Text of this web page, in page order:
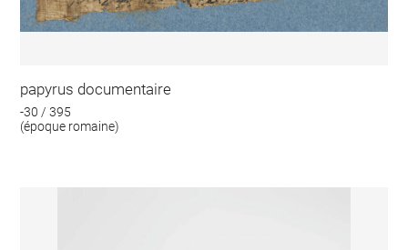
papyrus documentaire
-30 / 395
(époque romaine)